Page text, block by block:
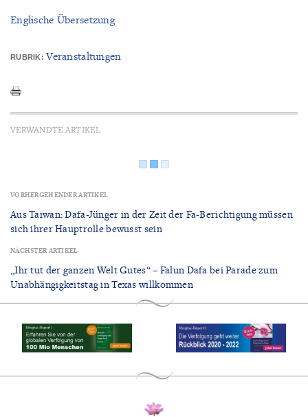
Englische Übersetzung
RUBRIK:Veranstaltungen
VERWANDTE ARTIKEL
VORHERGEHENDER ARTIKEL
Aus Taiwan: Dafa-Jünger in der Zeit der Fa-Berichtigung müssen
sich ihrer Hauptrolle bewusst sein
NÄCHSTER ARTIKEL
„Ihr tut der ganzen Welt Gutes“ – Falun Dafa bei Parade zum
Unabhängigkeitstag in Texas willkommen